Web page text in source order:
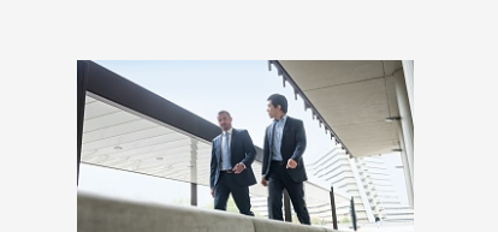
Segments de marché
Votre partenaire pour
l’impression flexographique
et offset, la fabrication de